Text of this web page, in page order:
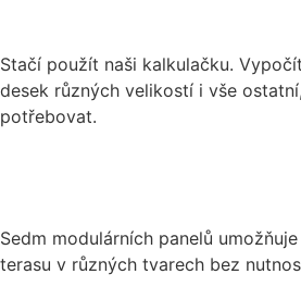
Stačí použít naši kalkulačku.
desek různých velikostí i vše
potřebovat.
Sedm modulárních panelů
terasu v různých tvarech bez